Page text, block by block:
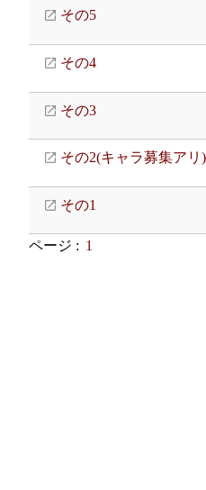
その5
その4
その3
その2(キャラ募集アリ)
その1
ページ : 1